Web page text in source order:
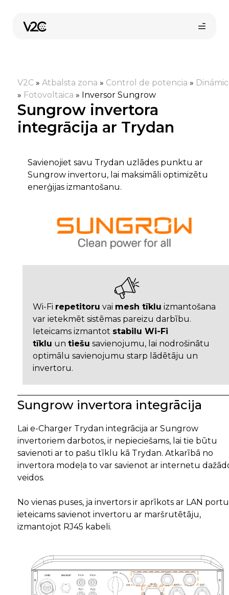
content
V2C » Atbalsta zona » Control de potencia »
» Fotovoltaica » Inversor Sungrow
Sungrow invertora
integrācija ar Trydan
Savienojiet savu Trydan uzlādes punktu ar
Sungrow invertoru, lai maksimāli optimizētu
enerģijas izmantošanu.
Wi-Fi repetitoru vai mesh tīklu izmantošana
var ietekmēt sistēmas pareizu darbību.
Ieteicams izmantot stabilu Wi-Fi
tīklu un tiešu savienojumu, lai nodrošinātu
optimālu savienojumu starp lādētāju un
invertoru.
Sungrow invertora integrācija
Lai e-Charger Trydan integrācija ar Sungrow
invertoriem darbotos, ir nepieciešams, lai tie būtu
savienoti ar to pašu tīklu kā Trydan. Atkarībā no
invertora modeļa to var savienot ar internetu
veidos.
No vienas puses, ja invertors ir aprīkots ar LAN
ieteicams savienot invertoru ar maršrutētāju,
izmantojot RJ45 kabeli.